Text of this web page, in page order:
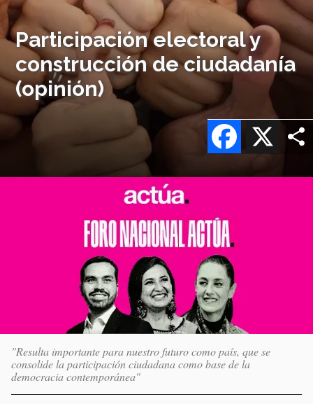
Participación electoral y
construcción de ciudadanía
(opinión)
X
Facebook
"Resulta importante para nuestro futuro como país, que se
consolide la participación ciudadana como base de la
democracia contemporánea"